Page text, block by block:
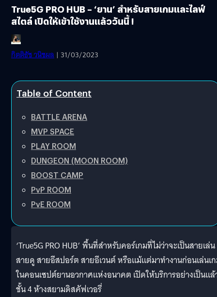
True5G PRO HUB – ‘ยาน’ สำหรับสายเกมและไลฟ์
สไตล์ เปิดให้เข้าใช้งานแล้ววันนี้ !
กิตติธัช วนิชผล | 31/03/2023
Table of Content
BATTLE ARENA
MVP SPACE
PLAY ROOM
DUNGEON (MOON ROOM)
BOOST CAMP
PvP ROOM
PvE ROOM
‘True5G PRO HUB’ พื้นที่สำหรับคอร์เกมที่ไม่ว่าจะเป็นสายเล่น
สายดู สายอีสปอร์ต สายอีเวนต์ หรือแม้แต่มาทำงานก่อนเล่นเ
ในคอนเซปต์ยานอวกาศแห่งอนาคต เปิดให้บริการอย่างเป็นแ
ชั้น 4 ห้างสยามดิสคัฟเวอรี่